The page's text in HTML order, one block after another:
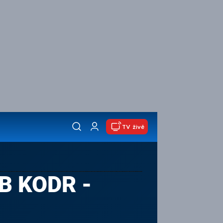
TV živě
KODR -